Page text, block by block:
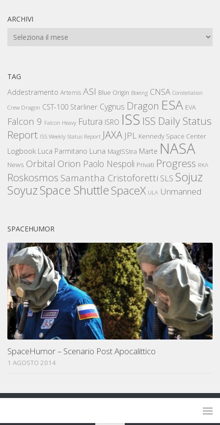
ARCHIVI
Archivi
TAG
Addestramento Artemis ASI Blue Origin Boeing CNSA Constellation
Crew Dragon CST-100 Starliner Cygnus Dragon ESA EVA
Falcon 9 Falcon Heavy Futura ISRO ISS ISS Daily Status
Report ISS Weekly Status Report JAXA JPL Kennedy Space Center
Logbook Luca Parmitano Luna MagISStra Marte NASA
News Orbital Orion Paolo Nespoli Privati Progress RKA
Roskosmos Samantha Cristoforetti SLS Sojuz
SoyuzSpace ShuttleSpaceX ULA Unmanned
SPACEHUMOR
SpaceHumor – Scenario Post Apocalittico
1 AGOSTO 2014